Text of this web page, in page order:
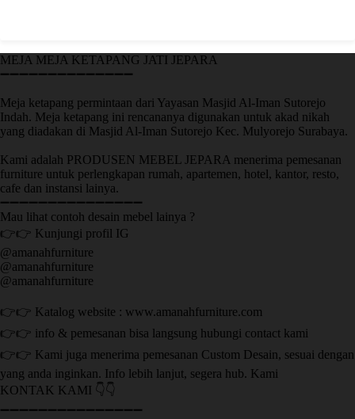
MEJA MEJA KETAPANG JATI JEPARA
➖➖➖➖➖➖➖➖➖➖➖➖➖➖
Meja ketapang permintaan dari Yayasan Masjid Al-Iman Sutorejo
Indah. Meja ketapang ini rencananya digunakan untuk akad nikah
yang diadakan di Masjid Al-Iman Sutorejo Kec. Mulyorejo Surabaya.
Kami adalah PRODUSEN MEBEL JEPARA menerima pemesanan
furniture untuk perlengkapan rumah, apartemen, hotel, kantor, resto,
cafe dan instansi lainya.
➖➖➖➖➖➖➖➖➖➖➖➖➖➖➖
Mau lihat contoh desain mebel lainya ?
👉👉 Kunjungi profil IG
@amanahfurniture
@amanahfurniture
@amanahfurniture
👉👉 Katalog website : www.amanahfurniture.com
👉👉 info & pemesanan bisa langsung hubungi contact kami
👉👉 Kami juga menerima pemesanan Custom Desain, sesuai dengan
yang anda inginkan. Info lebih lanjut, segera hub. Kami
KONTAK KAMI 👇👇
➖➖➖➖➖➖➖➖➖➖➖➖➖➖➖ ㅤ